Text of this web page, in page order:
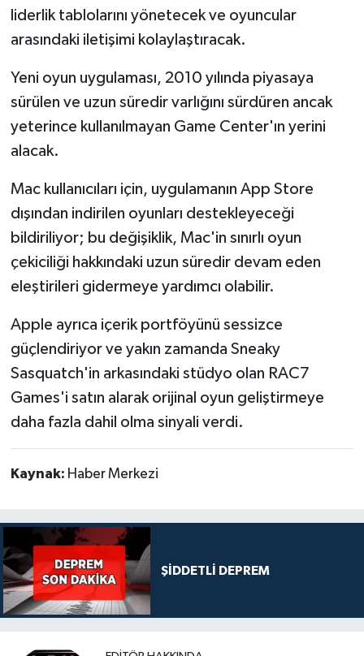
liderlik tablolarını yönetecek ve oyuncular
arasındaki iletişimi kolaylaştıracak.
Yeni oyun uygulaması, 2010 yılında piyasaya
sürülen ve uzun süredir varlığını sürdüren ancak
yeterince kullanılmayan Game Center'ın yerini
alacak.
Mac kullanıcıları için, uygulamanın App Store
dışından indirilen oyunları destekleyeceği
bildiriliyor; bu değişiklik, Mac'in sınırlı oyun
çekiciliği hakkındaki uzun süredir devam eden
eleştirileri gidermeye yardımcı olabilir.
Apple ayrıca içerik portföyünü sessizce
güçlendiriyor ve yakın zamanda Sneaky
Sasquatch'in arkasındaki stüdyo olan RAC7
Games'i satın alarak orijinal oyun geliştirmeye
daha fazla dahil olma sinyali verdi.
Kaynak: Haber Merkezi
ŞİDDETLİ DEPREM